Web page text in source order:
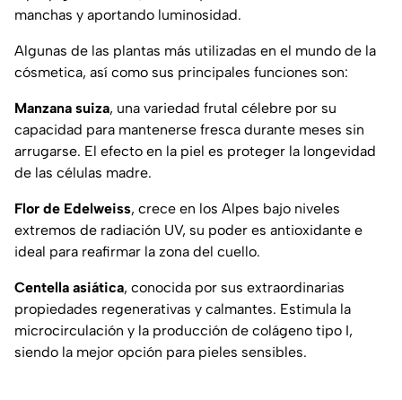
manchas y aportando luminosidad.
Algunas de las plantas más utilizadas en el mundo de la
cósmetica, así como sus principales funciones son:
Manzana suiza, una variedad frutal célebre por su
capacidad para mantenerse fresca durante meses sin
arrugarse. El efecto en la piel es proteger la longevidad
de las células madre.
Flor de Edelweiss, crece en los Alpes bajo niveles
extremos de radiación UV, su poder es antioxidante e
ideal para reafirmar la zona del cuello.
Centella asiática, conocida por sus extraordinarias
propiedades regenerativas y calmantes. Estimula la
microcirculación y la producción de colágeno tipo I,
siendo la mejor opción para pieles sensibles.